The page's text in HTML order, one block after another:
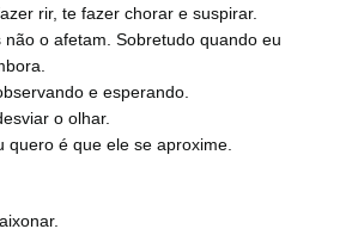
rir, te fazer chorar e suspirar.
não o afetam. Sobretudo quando eu
e esperando.
o olhar.
quero é que ele se aproxime.